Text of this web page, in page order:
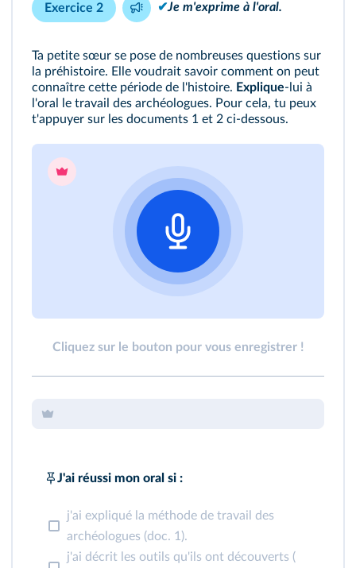
Exercice 2 ✔Je m'exprime à l'oral.
Ta petite sœur se pose de nombreuses questions sur
la préhistoire. Elle voudrait savoir comment on peut
connaître cette période de l'histoire. Explique‑lui à
l'oral le travail des archéologues. Pour cela, tu peux
t'appuyer sur les documents 1 et 2 ci‑dessous.
Cliquez sur le bouton pour vous enregistrer !
J'ai réussi mon oral si :
j'ai expliqué la méthode de travail des
archéologues (doc. 1 ).
j'ai décrit les outils qu'ils ont découverts (